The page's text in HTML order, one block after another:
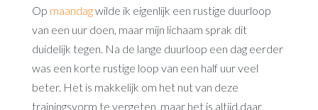
Op maandagwilde ik eigenlijk een rustige duurloop
van een uur doen, maar mijn lichaam sprak dit
duidelijk tegen. Na de lange duurloop een dag eerder
was een korte rustige loop van een half uur veel
beter. Het is makkelijk om het nut van deze
trainingsvorm te vergeten, maar het is altijd daar